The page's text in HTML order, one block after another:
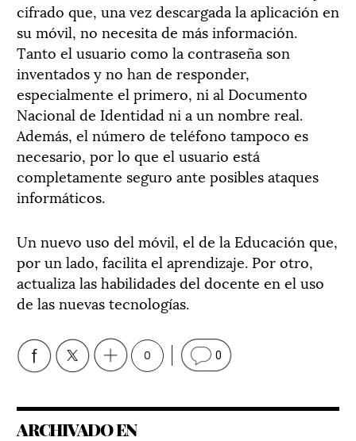
cifrado que, una vez descargada la aplicación en
su móvil, no necesita de más información.
Tanto el usuario como la contraseña son
inventados y no han de responder,
especialmente el primero, ni al Documento
Nacional de Identidad ni a un nombre real.
Además, el número de teléfono tampoco es
necesario, por lo que el usuario está
completamente seguro ante posibles ataques
informáticos.
Un nuevo uso del móvil, el de la Educación que,
por un lado, facilita el aprendizaje. Por otro,
actualiza las habilidades del docente en el uso
de las nuevas tecnologías.
0 0
ARCHIVADO EN